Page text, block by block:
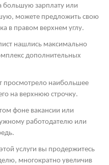
большую зарплату или
можете предложить свою
в правом верхнем углу.
нашлись максимально
дополнительных
просмотрело наибольшее
на верхнюю строчку.
фоне вакансии или
работодателю или
услуги вы продержитесь
многократно увеличив